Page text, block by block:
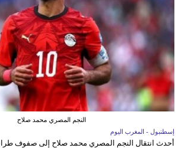
النجم المصري محمد صلاح
إسطنبول - المغرب اليوم
أحدث انتقال النجم المصري محمد صلاح إلى صفوف